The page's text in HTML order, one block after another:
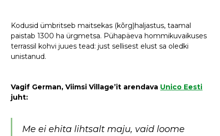
Kodusid ümbritseb maitsekas (kõrg)haljastus, taamal
paistab 1300 ha ürgmetsa. Pühapäeva hommikuvaikuses
terrassil kohvi juues tead: just sellisest elust sa oledki
unistanud.
Vagif German, Viimsi Village’it arendava Unico Eesti
juht:
Me ei ehita lihtsalt maju, vaid loome